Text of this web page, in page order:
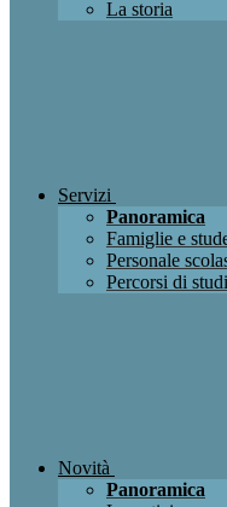
La storia
Servizi
Panoramica
Famiglie e
Personale
Percorsi di
Novità
Panoramica